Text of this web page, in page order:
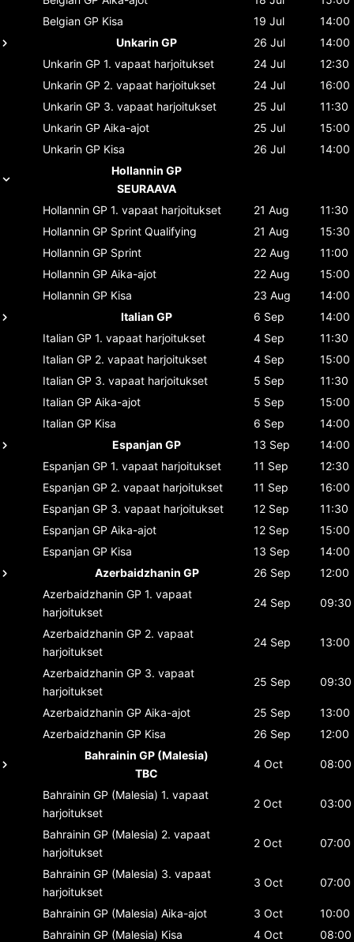
Belgian GP Kisa 19 Jul
14:00
Unkarin GP
26 Jul
14:00
Unkarin GP 1. vapaat harjoitukset 24 Jul
12:30
Unkarin GP 2. vapaat harjoitukset 24 Jul
16:00
Unkarin GP 3. vapaat harjoitukset 25 Jul
11:30
Unkarin GP Aika-ajot 25 Jul
15:00
Unkarin GP Kisa 26 Jul
14:00
Hollannin GP
SEURAAVA
Hollannin GP 1. vapaat harjoitukset 21 Aug
11:30
Hollannin GP Sprint Qualifying 21 Aug
15:30
Hollannin GP Sprint 22 Aug
11:00
Hollannin GP Aika-ajot 22 Aug
15:00
Hollannin GP Kisa 23 Aug
14:00
Italian GP
6 Sep
14:00
Italian GP 1. vapaat harjoitukset 4 Sep
11:30
Italian GP 2. vapaat harjoitukset 4 Sep
15:00
Italian GP 3. vapaat harjoitukset 5 Sep
11:30
Italian GP Aika-ajot 5 Sep
15:00
Italian GP Kisa 6 Sep
14:00
Espanjan GP
13 Sep
14:00
Espanjan GP 1. vapaat harjoitukset 11 Sep
12:30
Espanjan GP 2. vapaat harjoitukset 11 Sep
16:00
Espanjan GP 3. vapaat harjoitukset 12 Sep
11:30
Espanjan GP Aika-ajot 12 Sep
15:00
Espanjan GP Kisa 13 Sep
14:00
Azerbaidzhanin GP
26 Sep
12:00
Azerbaidzhanin GP 1. vapaat
harjoitukset
24 Sep 09:30
Azerbaidzhanin GP 2. vapaat
harjoitukset
24 Sep 13:00
Azerbaidzhanin GP 3. vapaat
harjoitukset
25 Sep 09:30
Azerbaidzhanin GP Aika-ajot 25 Sep
13:00
Azerbaidzhanin GP Kisa 26 Sep
12:00
Bahrainin GP (Malesia)
TBC
4 Oct 08:00
Bahrainin GP (Malesia) 1. vapaat
harjoitukset
2 Oct 03:00
Bahrainin GP (Malesia) 2. vapaat
harjoitukset
2 Oct 07:00
Bahrainin GP (Malesia) 3. vapaat
harjoitukset
3 Oct 07:00
Bahrainin GP (Malesia) Aika-ajot 3 Oct
10:00
Bahrainin GP (Malesia) Kisa 4 Oct
08:00